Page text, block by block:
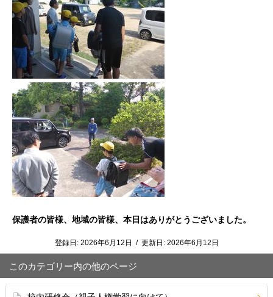
保護者の皆様、地域の皆様、本日はありがとうございました。
登録日: 2026年6月12日 / 更新日: 2026年6月12日
このカテゴリー内の他のページ